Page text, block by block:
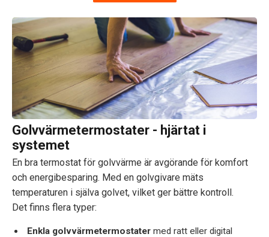
Golvvärmetermostater - hjärtat i
systemet
En bra termostat för golvvärme är avgörande för komfort
och energibesparing. Med en golvgivare mäts
temperaturen i själva golvet, vilket ger bättre kontroll.
Det finns flera typer:
Enkla golvvärmetermostater med ratt eller digital